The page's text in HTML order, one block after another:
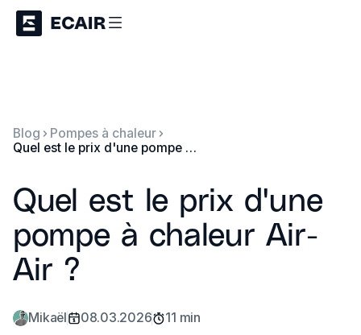
Blog
Pompes à chaleur
Quel est le prix d'une pompe à chaleur Air-Air ?
Quel est le prix d'une
pompe à chaleur Air-
Air ?
Mikaël 08.03.2026 11 min